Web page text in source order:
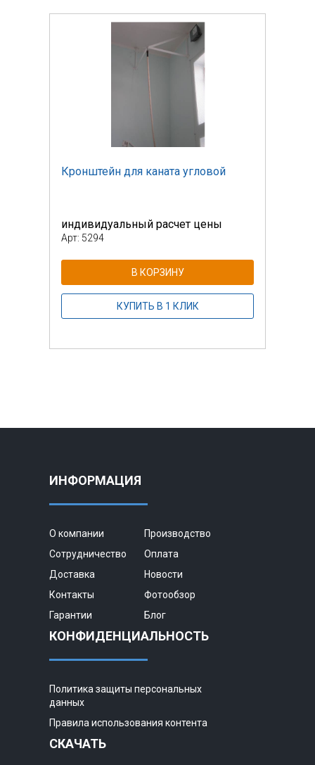
Кронштейн для каната угловой
индивидуальный расчет цены
Арт: 5294
В КОРЗИНУ
КУПИТЬ В 1 КЛИК
ИНФОРМАЦИЯ
О компании
Производство
Сотрудничество
Оплата
Доставка
Новости
Контакты
Фотообзор
Гарантии
Блог
КОНФИДЕНЦИАЛЬНОСТЬ
Политика защиты персональных
данных
Правила использования контента
СКАЧАТЬ